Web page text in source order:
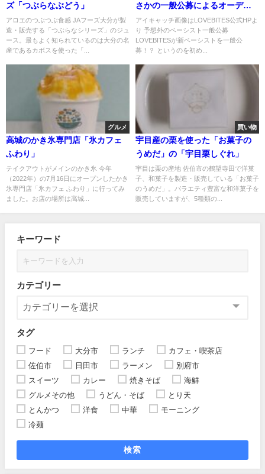
ズ「つぶらなぶどう」
アロエのつぶつぶ食感 JAフーズ大分が製
造・販売する「つぶらなシリーズ」のジュ
ース。最もよく知られているのは大分の名
産であるカボスを使った「...
さかの一般公募によるオーディ
ション
アイキャッチ画像はLOVEBITES公式HPよ
り 予想外のベーシスト一般公募
LOVEBITESが新ベーシストを一般公
募！？ というのを初め...
グルメ
高城のかき氷専門店「氷カフェ
ふわり」
テイクアウトがメインのかき氷 今年
（2022年）の7月16日にオープンしたかき
氷専門店「氷カフェ ふわり」に行ってみ
ました。お店の場所は高城...
買い物
宇目産の栗を使った「お菓子の
うめだ」の「宇目栗しぐれ」
宇目は栗の産地 佐伯市の鶴望寺田で洋菓
子、和菓子を製造・販売している「お菓子
のうめだ」。バラエティ豊富な和洋菓子を
販売していますが、5種類の...
キーワード
カテゴリー
タグ
フード 大分市 ランチ
カフェ・喫茶店
佐伯市
日田市 ラーメン
別府市
スイーツ
カレー 焼きそば
海鮮
グルメその他
うどん・そば
とり天
とんかつ
洋食 中華
モーニング
冷麺
検索